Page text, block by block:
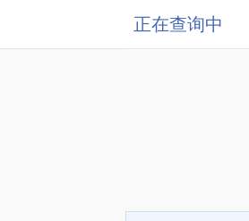
正在查询中